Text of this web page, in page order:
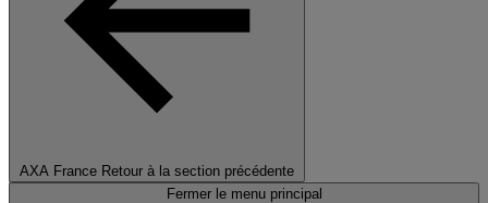
AXA France Retour à la section précédente
Fermer le menu principal